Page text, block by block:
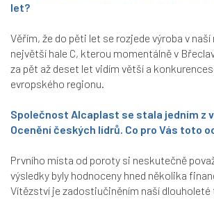
let?
Věřím, že do pěti let se rozjede výroba v naší
největší hale C, kterou momentálně v
za pět až deset let vidím větší a
evropského regionu.
Společnost Alcaplast se stala jedním z
Ocenění českých lídrů. Co pro Vás toto
Prvního místa od poroty si neskutečně
výsledky byly hodnoceny hned několika
Vítězství je zadostiučiněním naší dlouholeté